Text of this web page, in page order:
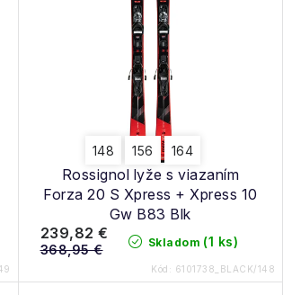
Rossignol lyže s viazaním
Forza 20 S Xpress + Xpress 10
Gw B83 Blk
148 156 164
Skladom (1 ks)
239,82 €
368,95 €
Kód: 6101738_BLACK/148